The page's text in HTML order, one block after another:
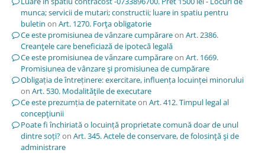
munca; servicii de mutari; constructii; luare in spatiu pentru
buletin on Art. 1270. Forţa obligatorie
Ce este promisiunea de vânzare cumpărareon Art. 2386.
Creanţele care beneficiază de ipotecă legală
Ce este promisiunea de vânzare cumpărareon Art. 1669.
Promisiunea de vânzare şi promisiunea de cumpărare
Obligația de întreținere: exercitare, influența locuinței minorului
on Art. 530. Modalităţile de executare
Ce este prezumția de paternitateon Art. 412. Timpul legal al
concepţiunii
Poate fi închiriată o locuință proprietate comună doar de unul
dintre soți?on Art. 345. Actele de conservare, de folosinţă şi de
administrare